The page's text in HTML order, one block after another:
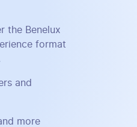
the Benelux
format
and
more